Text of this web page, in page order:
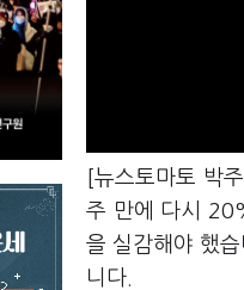
[뉴스토마토 박
주 만에 다시
을 실감해야 했
니다.